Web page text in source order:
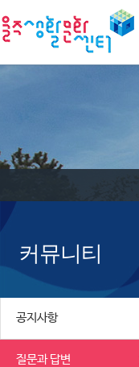
커뮤니티
공지사항
질문과 답변